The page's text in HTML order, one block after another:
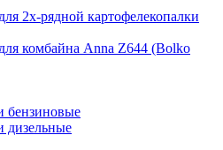
2х-рядной картофелекопалки
комбайна Anna Z644 (Bolko
бензиновые
дизельные